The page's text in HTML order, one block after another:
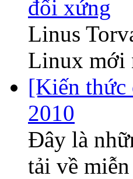
đối xứng
Linus
Linux mới
[Kiến thức
2010
Đây là
tải về